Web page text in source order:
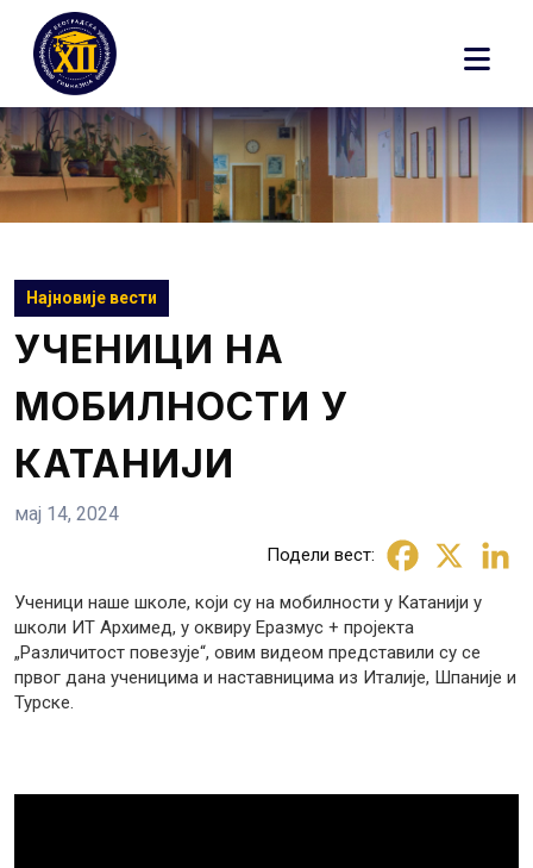
content
Најновије вести
УЧЕНИЦИ НА
МОБИЛНОСТИ У
КАТАНИЈИ
мај 14, 2024
Подели вест:
Ученици наше школе, који су на мобилности у Катанији у
школи ИТ Архимед, у оквиру Еразмус + пројекта
„Различитост повезује“, овим видеом представили су се
првог дана ученицима и наставницима из Италије, Шпаније и
Турске.